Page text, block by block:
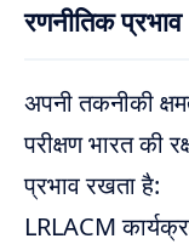
रणनीतिक प्रभाव
अपनी तकनीकी
परीक्षण भारत की
प्रभाव रखता है:
LRLACM